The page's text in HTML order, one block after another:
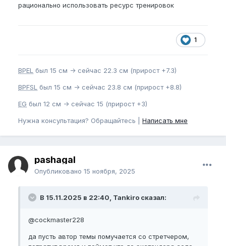
рационально использовать ресурс тренировок
1
BPEL был 15 см -> сейчас 22.3 см (прирост +7.3)
BPFSL был 15 см -> сейчас 23.8 см (прирост +8.8)
EG был 12 см -> сейчас 15 (прирост +3)
Нужна консультация? Обращайтесь | Написать мне
pashagal
Опубликовано 15 ноября, 2025
В 15.11.2025 в 22:40, Tankiro сказал:
@cockmaster228
да пусть автор темы помучается со стретчером,